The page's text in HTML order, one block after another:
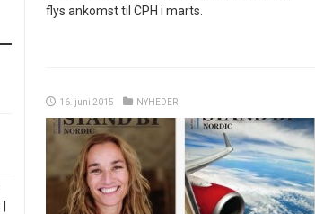
flys ankomst til CPH i marts.
16. juni 2015 NYHEDER